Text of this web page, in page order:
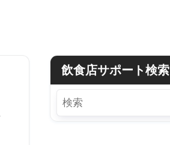
飲食店サポート検索